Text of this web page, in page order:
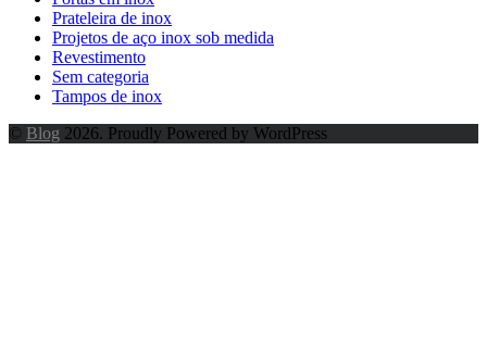
Prateleira de inox
Projetos de aço inox sob medida
Revestimento
Sem categoria
Tampos de inox
© Blog 2026. Proudly Powered by WordPress